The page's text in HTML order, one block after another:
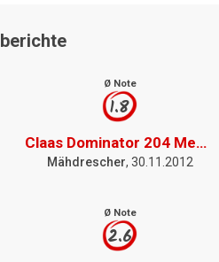
Ø Note
1.8
Claas Dominator 204 Mega II
Mähdrescher, 30.11.2012
Ø Note
2.6